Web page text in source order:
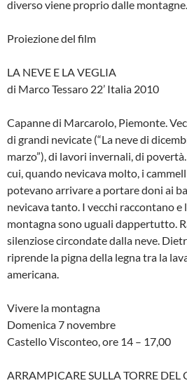
diverso viene proprio dalle montagne.
Proiezione del film
LA NEVE E LA VEGLIA
di Marco Tessaro 22’ Italia 2010
Capanne di Marcarolo, Piemonte.
di grandi nevicate (“La neve di
marzo”), di lavori invernali, di
cui, quando nevicava molto, i
potevano arrivare a portare doni ai
nevicava tanto. I vecchi raccontano e
montagna sono uguali dappertutto.
silenziose circondate dalla neve.
riprende la pigna della legna tra la
americana.
Vivere la montagna
Domenica 7 novembre
Castello Visconteo, ore 14 – 17,00
ARRAMPICARE SULLA TORRE DEL